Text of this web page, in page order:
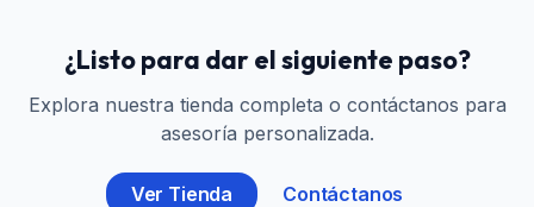
¿Listo para dar el siguiente paso?
Explora nuestra tienda completa o contáctanos para
asesoría personalizada.
Ver Tienda Contáctanos